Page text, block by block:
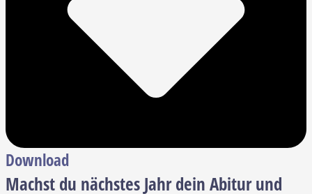
Download
Machst du nächstes Jahr dein Abitur und